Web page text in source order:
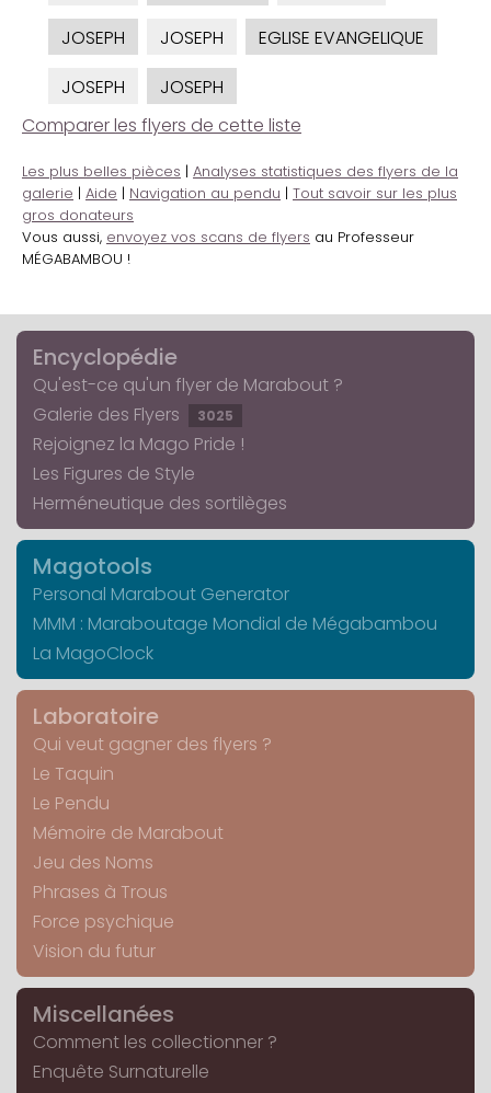
JOSEPH
JOSEPH
EGLISE EVANGELIQUE
JOSEPH
JOSEPH
Comparer les flyers de cette liste
Les plus belles pièces | Analyses statistiques des flyers de la
galerie | Aide | Navigation au pendu | Tout savoir sur les plus
gros donateurs
Vous aussi, envoyez vos scans de flyers au Professeur
MÉGABAMBOU !
Encyclopédie
Qu'est-ce qu'un flyer de Marabout ?
Galerie des Flyers
3025
Rejoignez la Mago Pride !
Les Figures de Style
Herméneutique des sortilèges
Magotools
Personal Marabout Generator
MMM : Maraboutage Mondial de Mégabambou
La MagoClock
Laboratoire
Qui veut gagner des flyers ?
Le Taquin
Le Pendu
Mémoire de Marabout
Jeu des Noms
Phrases à Trous
Force psychique
Vision du futur
Miscellanées
Comment les collectionner ?
Enquête Surnaturelle